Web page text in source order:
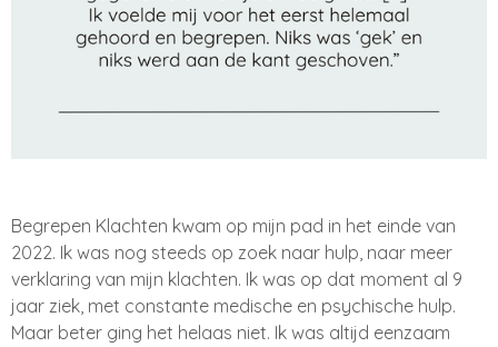
Begrepen Klachten kwam op mijn pad in het einde van
2022. Ik was nog steeds op zoek naar hulp, naar meer
verklaring van mijn klachten. Ik was op dat moment al 9
jaar ziek, met constante medische en psychische hulp.
Maar beter ging het helaas niet. Ik was altijd eenzaam